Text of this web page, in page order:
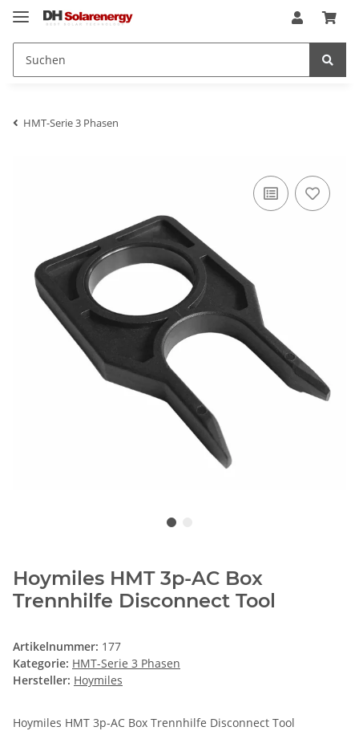
HMT-Serie 3 Phasen
Hoymiles HMT 3p-AC Box
Trennhilfe Disconnect Tool
Artikelnummer: 177
Kategorie: HMT-Serie 3 Phasen
Hersteller: Hoymiles
Hoymiles HMT 3p-AC Box Trennhilfe Disconnect Tool